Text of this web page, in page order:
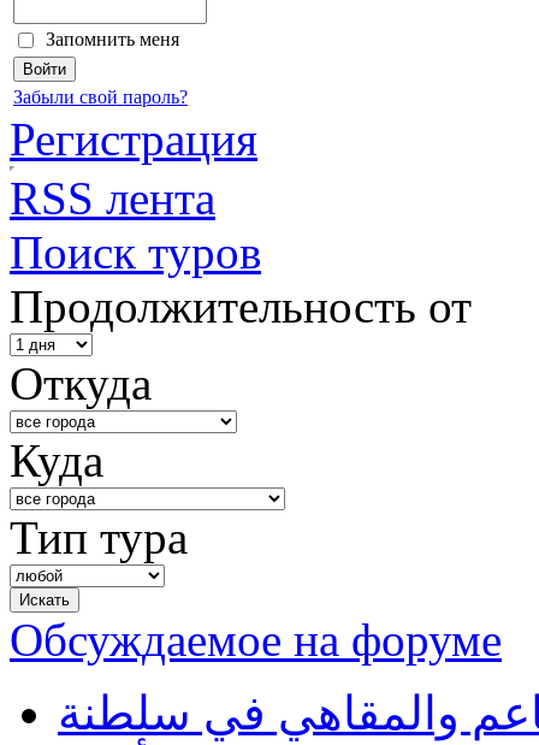
Запомнить меня
Забыли свой пароль?
Регистрация
RSS лента
Поиск туров
Продолжительность от
Откуда
Куда
Тип тура
Обсуждаемое на форуме
والمقاهي في سلطنة